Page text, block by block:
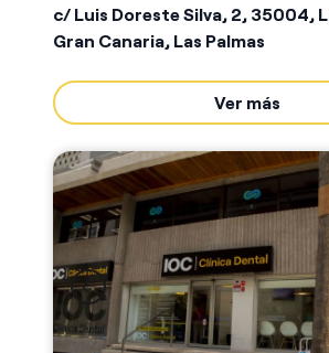
c/ Luis Doreste Silva, 2, 35004,
Gran Canaria, Las Palmas
Ver más